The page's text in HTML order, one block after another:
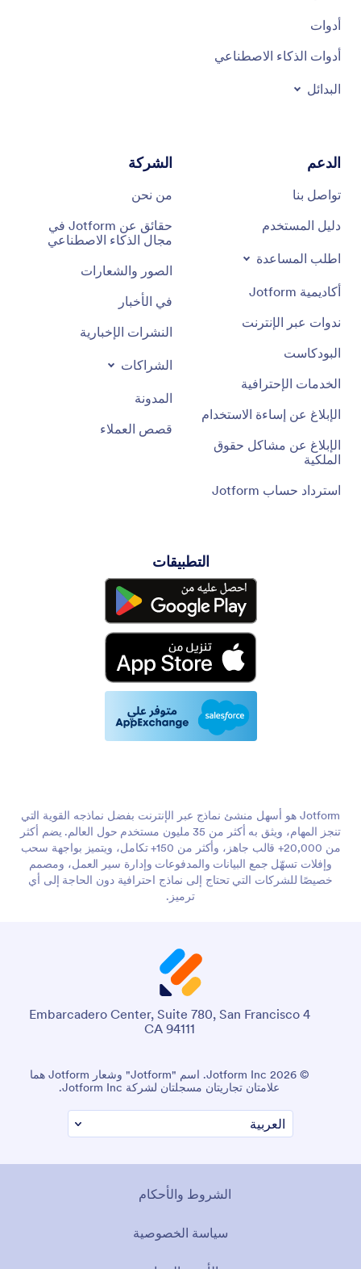
أدوات
أدوات الذكاء الاصطناعي
البدائل
الدعم
تواصل بنا
دليل المستخدم
اطلب المساعدة
أكاديمية Jotform
ندوات عبر الإنترنت
البودكاست
الخدمات الإحترافية
الإبلاغ عن إساءة الاستخدام
الإبلاغ عن مشاكل حقوق
الملكية
استرداد حساب Jotform
الشركة
من نحن
حقائق عن Jotform في
مجال الذكاء الاصطناعي
الصور والشعارات
في الأخبار
النشرات الإخبارية
الشراكات
المدونة
قصص العملاء
التطبيقات
Jotform هو أسهل منشئ نماذج عبر الإنترنت بفضل نماذجه القوية التي
تنجز المهام، ويثق به أكثر من 35 مليون مستخدم حول العالم. يضم أكثر
من 20,000+ قالب جاهز، وأكثر من 150+ تكامل، ويتميز بواجهة سحب
وإفلات تسهّل جمع البيانات والمدفوعات وإدارة سير العمل، ومصمم
خصيصًا للشركات التي تحتاج إلى نماذج احترافية دون الحاجة إلى أي
ترميز.
4 Embarcadero Center, Suite 780, San Francisco
CA 94111
© 2026 Jotform Inc. اسم "Jotform" وشعار Jotform هما
علامتان تجاريتان مسجلتان لشركة Jotform Inc.
الشروط والأحكام
سياسة الخصوصية